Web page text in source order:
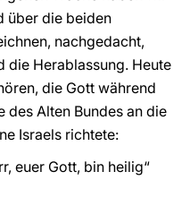
über die beiden
nachgedacht,
die Herablassung. Heute
die Gott während
des Alten Bundes an die
Israels richtete:
euer Gott, bin heilig“